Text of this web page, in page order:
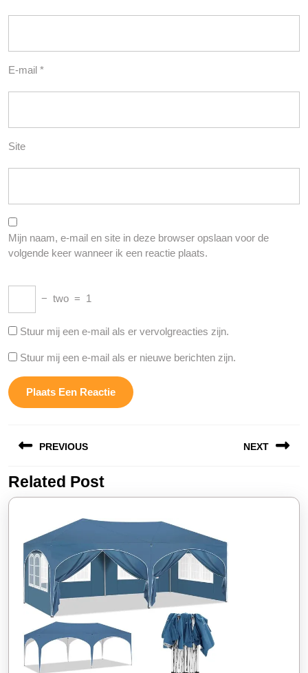
E-mail *
Site
Mijn naam, e-mail en site in deze browser opslaan voor de
volgende keer wanneer ik een reactie plaats.
− two = 1
Stuur mij een e-mail als er vervolgreacties zijn.
Stuur mij een e-mail als er nieuwe berichten zijn.
PREVIOUS
Vorige
bericht:
NEXT
bericht:
Related Post